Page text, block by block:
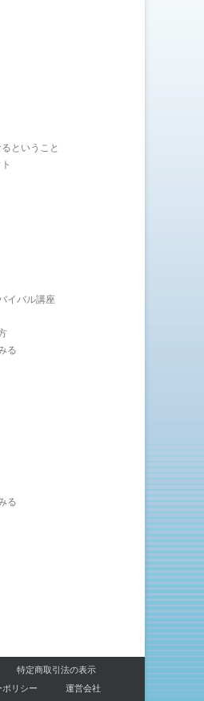
ということ
イバル講座
る
る
特定商取引法の表示
ポリシー
運営会社